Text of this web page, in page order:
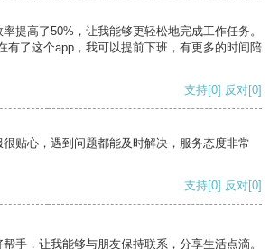
提高了50%，让我能够更轻松地完成工作任务。
有了这个app，我可以提前下班，有更多的时间陪
支持[0] 反对[0]
贴心，遇到问题都能及时解决，服务态度非常
支持[0] 反对[0]
手，让我能够与朋友保持联系，分享生活点滴。